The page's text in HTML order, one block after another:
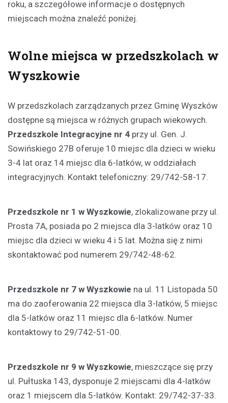
roku, a szczegółowe informacje o dostępnych
miejscach można znaleźć poniżej.
Wolne miejsca w przedszkolach w
Wyszkowie
W przedszkolach zarządzanych przez Gminę Wyszków
dostępne są miejsca w różnych grupach wiekowych.
Przedszkole Integracyjne nr 4 przy ul. Gen. J.
Sowińskiego 27B oferuje 10 miejsc dla dzieci w wieku
3-4 lat oraz 14 miejsc dla 6-latków, w oddziałach
integracyjnych. Kontakt telefoniczny: 29/742-58-17.
Przedszkole nr 1 w Wyszkowie, zlokalizowane przy ul.
Prosta 7A, posiada po 2 miejsca dla 3-latków oraz 10
miejsc dla dzieci w wieku 4 i 5 lat. Można się z nimi
skontaktować pod numerem 29/742-48-62.
Przedszkole nr 7 w Wyszkowie na ul. 11 Listopada 50
ma do zaoferowania 22 miejsca dla 3-latków, 5 miejsc
dla 5-latków oraz 11 miejsc dla 6-latków. Numer
kontaktowy to 29/742-51-00.
Przedszkole nr 9 w Wyszkowie, mieszczące się przy
ul. Pułtuska 143, dysponuje 2 miejscami dla 4-latków
oraz 1 miejscem dla 5-latków. Kontakt: 29/742-37-33.